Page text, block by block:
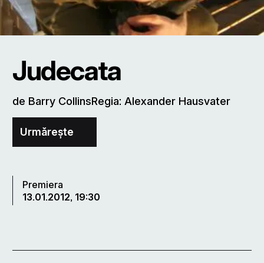
Judecata
de Barry CollinsRegia: Alexander Hausvater
Urmărește
Premiera
13.01.2012, 19:30